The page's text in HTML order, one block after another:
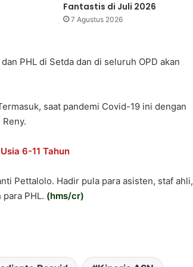
Fantastis di Juli 2026
7 Agustus 2026
PHL di Setda dan di seluruh OPD akan
saat pandemi Covid-19 ini dengan
6-11 Tahun
Pettalolo. Hadir pula para asisten, staf ahli,
PHL. (hms/cr)